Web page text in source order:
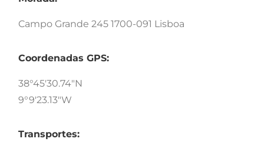
Campo Grande 245 1700-091 Lisboa
Coordenadas GPS:
38°45'30.74"N
9°9'23.13"W
Transportes: